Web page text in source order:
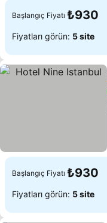
Başlangıç Fiyatı ₺930
Fiyatları görün: 5 site
Başlangıç Fiyatı ₺930
Fiyatları görün: 5 site